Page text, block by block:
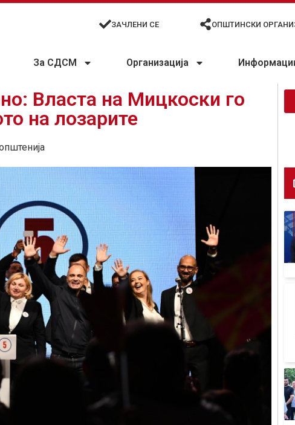
ЗАЧЛЕНИ СЕ ОПШТИНСКИ
За СДСМ Организација
Власта на Мицкоски го
на лозарите